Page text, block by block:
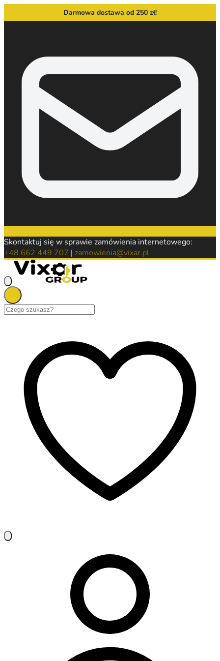
Darmowa dostawa od 250 zł!
Skontaktuj się w sprawie zamówienia internetowego:
+48 662 449 707 | zamowienia@vixar.pl